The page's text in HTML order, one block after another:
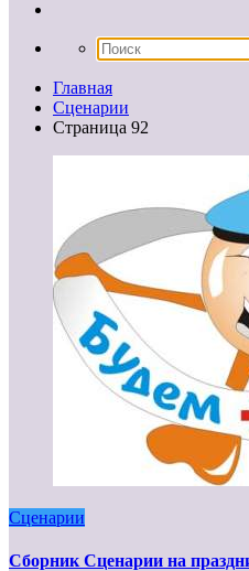
Главная
Сценарии
Страница 92
Сценарии
Сборник Сценарии на